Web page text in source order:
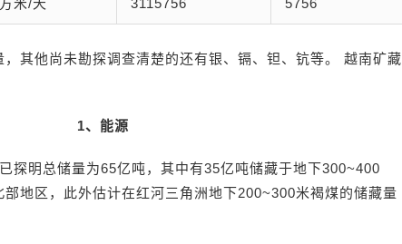
米/天 3115756 5756
其他尚未勘探调查清楚的还有银、镉、钽、钪等。 越南矿藏
1、能源
探明总储量为65亿吨，其中有35亿吨储藏于地下300~400
地区，此外估计在红河三角洲地下200~300米褐煤的储藏量